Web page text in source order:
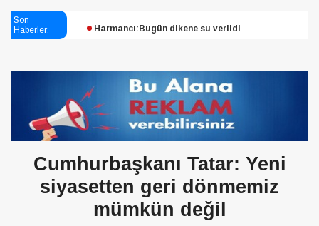
Son
Haberler:
Derneği:Vicdanlarınız tutsak, kalemleriniz esir
Cumhurbaşkanı Tatar: Yeni
siyasetten geri dönmemiz
mümkün değil